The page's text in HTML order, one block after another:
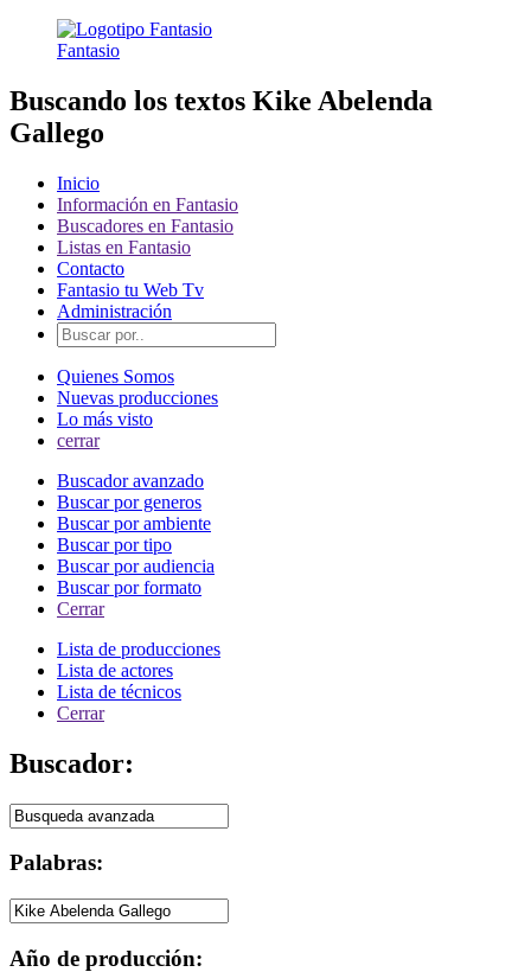
Fantasio
Buscando los textos Kike Abelenda
Gallego
Inicio
Información en Fantasio
Buscadores en Fantasio
Listas en Fantasio
Contacto
Fantasio tu Web Tv
Administración
Quienes Somos
Nuevas producciones
Lo más visto
cerrar
Buscador avanzado
Buscar por generos
Buscar por ambiente
Buscar por tipo
Buscar por audiencia
Buscar por formato
Cerrar
Lista de producciones
Lista de actores
Lista de técnicos
Cerrar
Buscador:
Palabras:
Año de producción: